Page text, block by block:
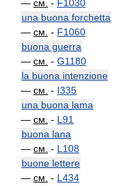
— см. - F1030
una buona forchetta
— см. - F1060
buona guerra
— см. - G1180
la buona intenzione
— см. - I335
una buona lama
— см. - L91
buona lana
— см. - L108
buone lettere
— см. - L434